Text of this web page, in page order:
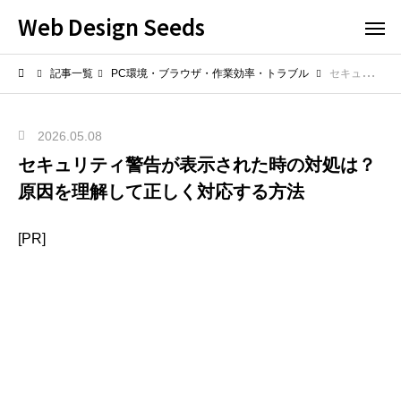
Web Design Seeds
記事一覧 PC環境・ブラウザ・作業効率・トラブル セキュリティ警告が表示された時の対処は？原因を理解して正しく対応する方法
2026.05.08
セキュリティ警告が表示された時の対処は？
原因を理解して正しく対応する方法
[PR]